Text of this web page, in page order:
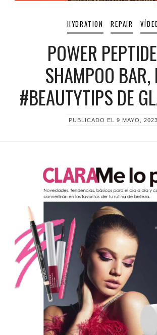
HYDRATION REPAIR
POWER
SHAMPOO BAR,
#BEAUTYTIPS DE
PUBLICADO EL 9 MAYO, 2023